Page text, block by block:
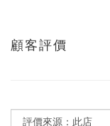
顧客評價